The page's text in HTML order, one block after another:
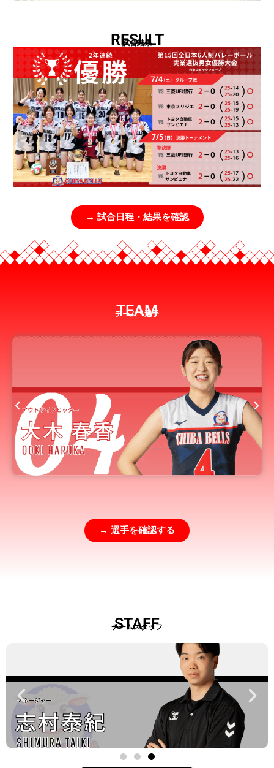
RESULT
試合結果
→ 試合日程・結果を確認
TEAM
チーム・選手
→ 選手を確認する
STAFF
チームスタッフ